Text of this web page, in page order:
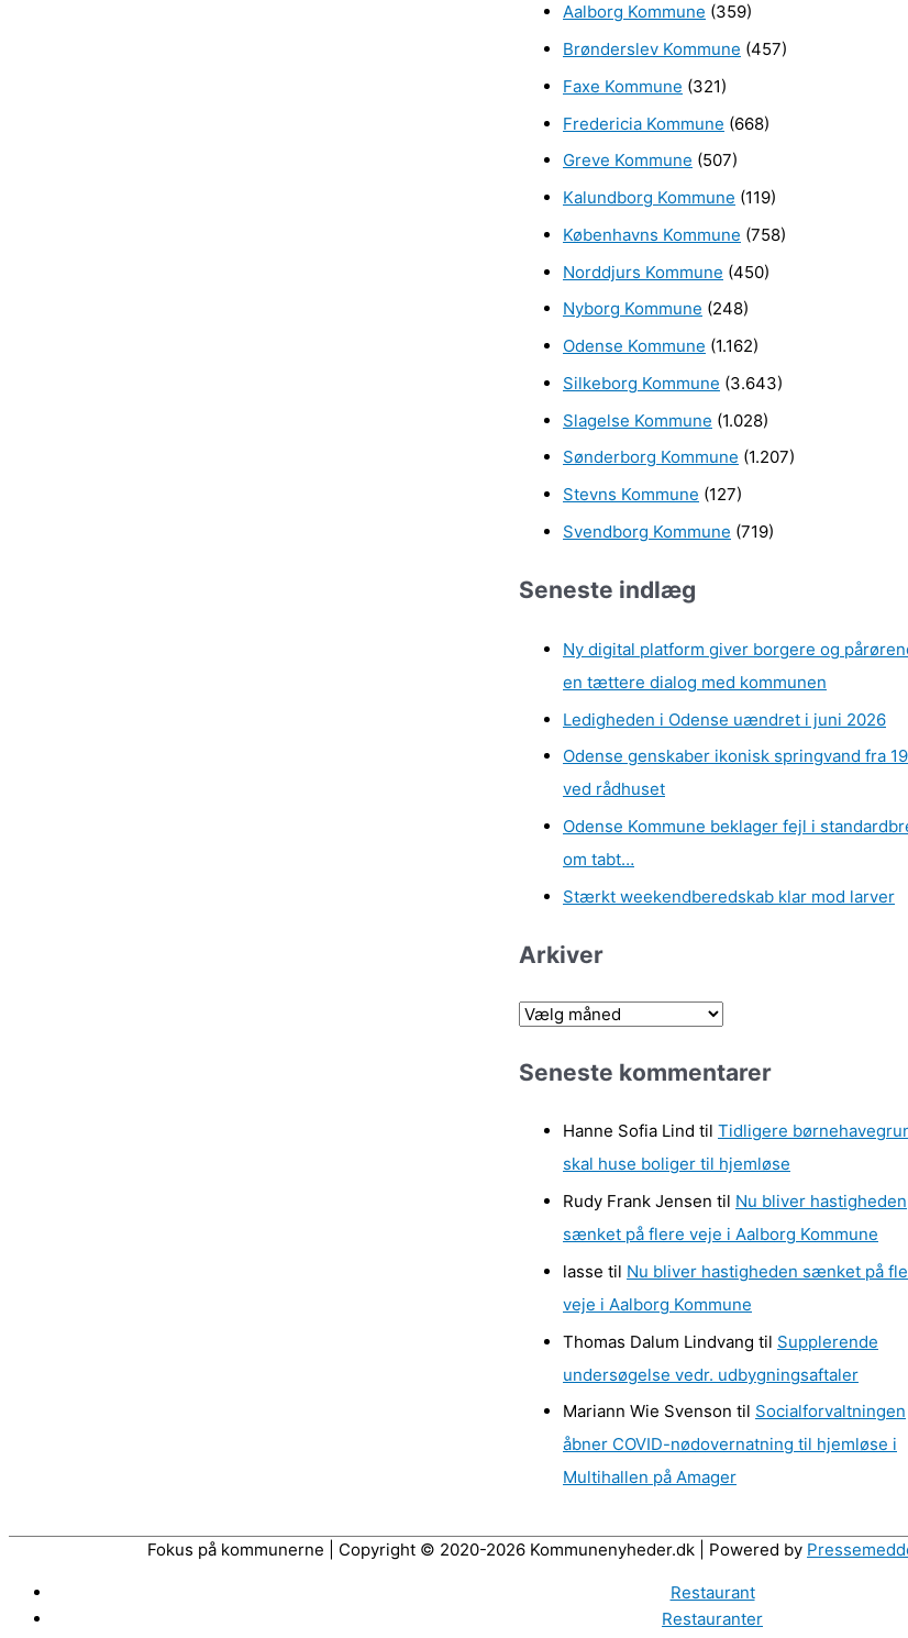
Aalborg Kommune (359)
Brønderslev Kommune (457)
Faxe Kommune (321)
Fredericia Kommune (668)
Greve Kommune (507)
Kalundborg Kommune (119)
Københavns Kommune (758)
Norddjurs Kommune (450)
Nyborg Kommune (248)
Odense Kommune (1.162)
Silkeborg Kommune (3.643)
Slagelse Kommune (1.028)
Sønderborg Kommune (1.207)
Stevns Kommune (127)
Svendborg Kommune (719)
Seneste indlæg
Ny digital platform giver borgere og
en tættere dialog med kommunen
Ledigheden i Odense uændret i juni 2026
Odense genskaber ikonisk springvand fra
ved rådhuset
Odense Kommune beklager fejl i
om tabt…
Stærkt weekendberedskab klar mod larver
Arkiver
A
k
Seneste kommentarer
Hanne Sofia Lind til Tidligere
skal huse boliger til hjemløse
Rudy Frank Jensen til Nu bliver hastigheden
sænket på flere veje i Aalborg Kommune
lasse til Nu bliver hastigheden sænket på
veje i Aalborg Kommune
Thomas Dalum Lindvang til Supplerende
undersøgelse vedr. udbygningsaftaler
Mariann Wie Svenson til Socialforvaltningen
åbner COVID-nødovernatning til hjemløse i
Multihallen på Amager
Fokus på kommunerne | Copyright © 2020-2026 Kommunenyheder.dk | Powered by
Restaurant
Restauranter